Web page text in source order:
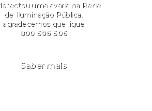
uma avaria na Rede
de Iluminação Pública,
agradecemos que ligue
800 506 506
Saber mais